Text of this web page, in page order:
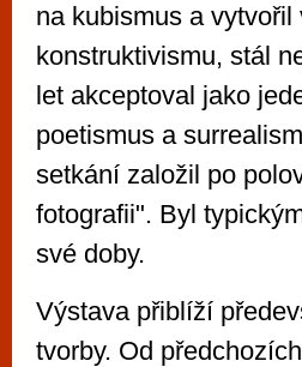
na kubismus a
konstruktivismu, stál
let akceptoval jako
poetismus a
setkání založil po
fotografii". Byl
své doby.
Výstava přiblíží
tvorby. Od